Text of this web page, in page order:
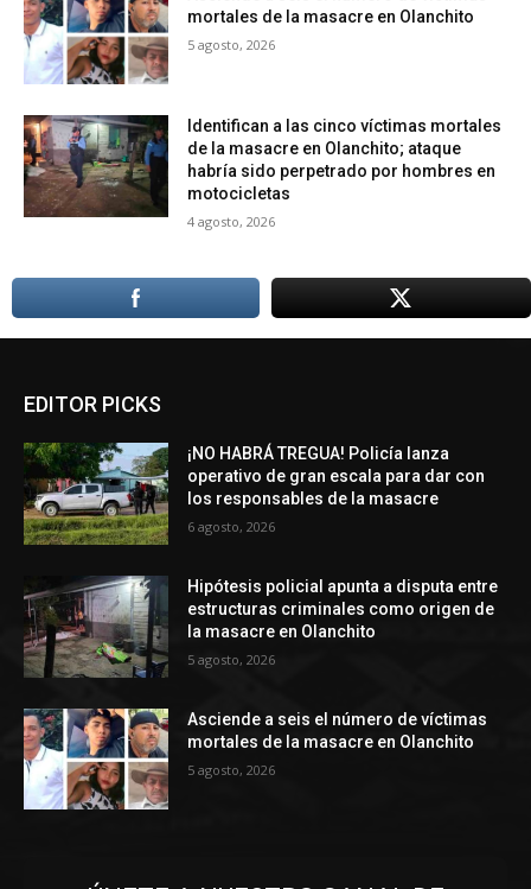
mortales de la masacre en Olanchito
5 agosto, 2026
Identifican a las cinco víctimas mortales
de la masacre en Olanchito; ataque
habría sido perpetrado por hombres en
motocicletas
4 agosto, 2026
EDITOR PICKS
¡NO HABRÁ TREGUA! Policía lanza
operativo de gran escala para dar con
los responsables de la masacre
6 agosto, 2026
Hipótesis policial apunta a disputa entre
estructuras criminales como origen de
la masacre en Olanchito
5 agosto, 2026
Asciende a seis el número de víctimas
mortales de la masacre en Olanchito
5 agosto, 2026